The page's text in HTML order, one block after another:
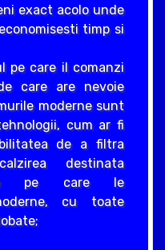
exact acolo unde
timp si
pe care il comanzi
care are nevoie
moderne sunt
cum ar fi
de a filtra
destinata
pe care le
cu toate